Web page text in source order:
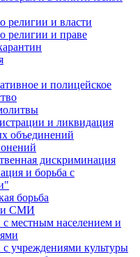
религии и власти
религии и праве
и полицейское
и ликвидация
объединений
дискриминация
и борьба с
борьба
и СМИ
местным населением и
учреждениями культуры